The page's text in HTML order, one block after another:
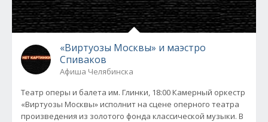
«Виртуозы Москвы» и маэстро
Спиваков
Афиша Челябинска
Театр оперы и балета им. Глинки, 18:00 Камерный оркестр
«Виртуозы Москвы» исполнит на сцене оперного театра
произведения из золотого фонда классической музыки. В